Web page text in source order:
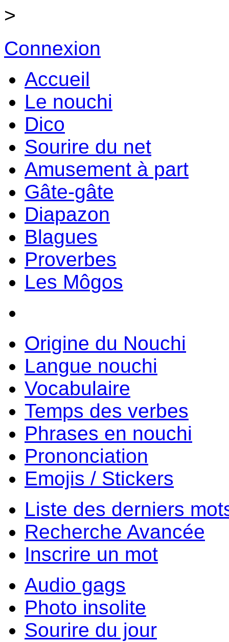
>
Connexion
Accueil
Le nouchi
Dico
Sourire du net
Amusement à part
Gâte-gâte
Diapazon
Blagues
Proverbes
Les Môgos
Origine du Nouchi
Langue nouchi
Vocabulaire
Temps des verbes
Phrases en nouchi
Prononciation
Emojis / Stickers
Liste des derniers
Recherche Avancée
Inscrire un mot
Audio gags
Photo insolite
Sourire du jour